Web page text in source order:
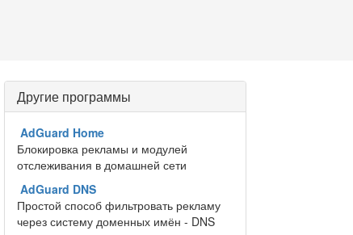
Другие программы
AdGuard Home
Блокировка рекламы и модулей
отслеживания в домашней сети
AdGuard DNS
Простой способ фильтровать рекламу
через систему доменных имён - DNS